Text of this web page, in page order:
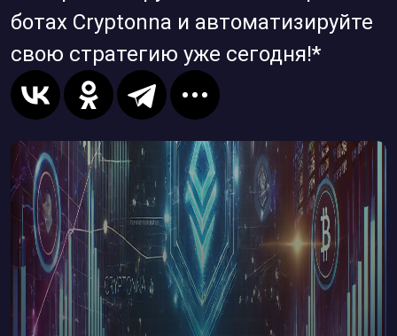
ботах Cryptonna и автоматизируйте
свою стратегию уже сегодня!*